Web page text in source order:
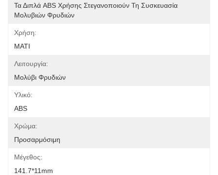
Τα Διπλά ABS Χρήσης Στεγανοποιούν Τη Συσκευασία
Μολυβιών Φρυδιών
Χρήση:
ΜΑΤΙ
Λειτουργία:
Μολύβι Φρυδιών
Υλικό:
ABS
Χρώμα:
Προσαρμόσιμη
Μέγεθος:
141.7*11mm